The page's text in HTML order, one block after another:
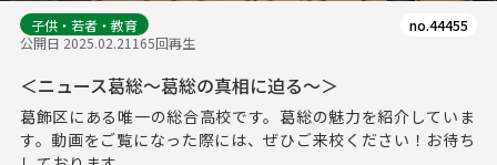
子供・若者・教育
公開日 2025.02.21165回再生
no.44455
＜ニュース葛総～葛総の真相に迫る～＞
葛飾区にある唯一の総合高校です。葛総の魅力を紹介していま
す。動画をご覧になった際には、ぜひご来校ください！お待ち